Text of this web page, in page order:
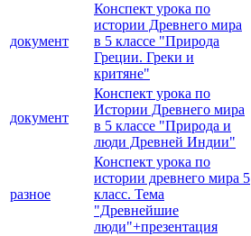
документ
Конспект урока по
истории Древнего мира
в 5 классе "Природа
Греции. Греки и
критяне"
документ
Конспект урока по
Истории Древнего мира
в 5 классе "Природа и
люди Древней Индии"
разное
Конспект урока по
истории древнего мира 5
класс. Тема
"Древнейшие
люди"+презентация